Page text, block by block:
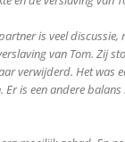
is veel discussie,
van Tom. Zij
verwijderd. Het was
Er is een andere